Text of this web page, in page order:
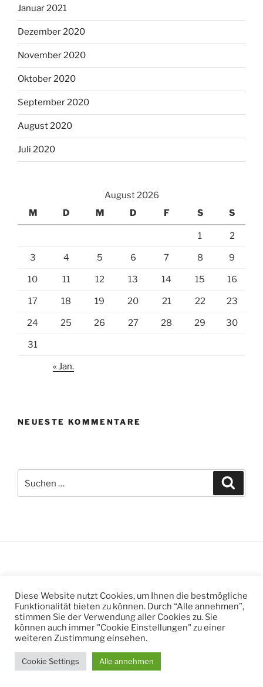
Januar 2021
Dezember 2020
November 2020
Oktober 2020
September 2020
August 2020
Juli 2020
August 2026
M
D M D F S S
1 2
3 4 5 6 7 8 9
10 11 12 13 14 15 16
17 18 19 20 21 22 23
24 25 26 27 28 29 30
31
« Jan.
NEUESTE KOMMENTARE
nach:
nach:
Datenschutzerklärung Stolz präsentiert von WordPress
Diese Website nutzt Cookies, um Ihnen die bestmögliche
Funktionalität bieten zu können. Durch “Alle annehmen”,
stimmen Sie der Verwendung aller Cookies zu. Sie
können auch immer "Cookie Einstellungen" zu einer
weiteren Zustimmung einsehen.
Cookie Settings Alle annehmen